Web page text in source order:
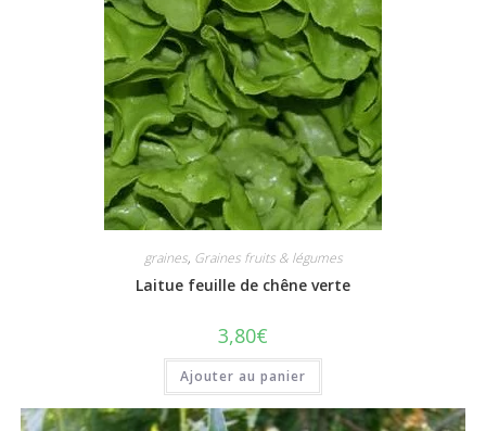
graines, Graines fruits & légumes
Laitue feuille de chêne verte
3,80€
Ajouter au panier